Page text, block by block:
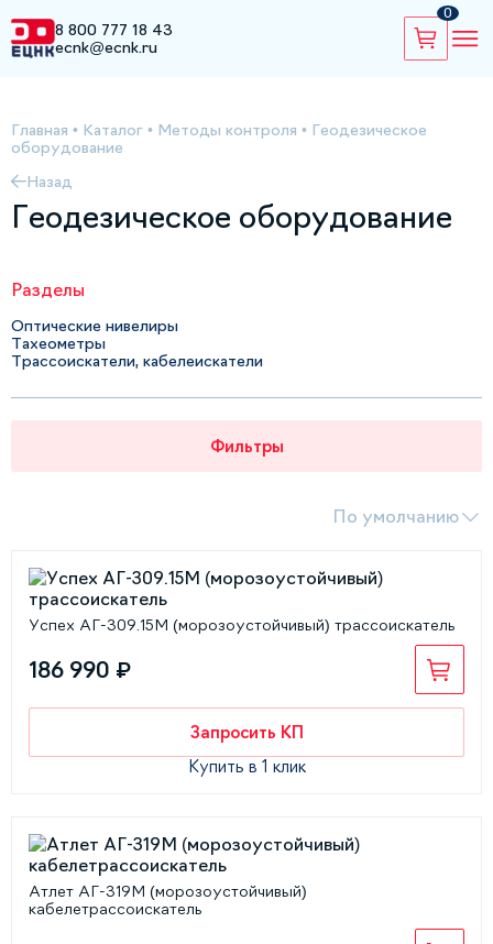
8 800 777 18 43
ecnk@ecnk.ru
0
Главная • Каталог • Методы контроля • Геодезическое
оборудование
Назад
Геодезическое оборудование
Разделы
Оптические нивелиры
Тахеометры
Трассоискатели, кабелеискатели
Фильтры
По умолчанию
Успех АГ-309.15М (морозоустойчивый) трассоискатель
186 990 ₽
Запросить КП
Купить в 1 клик
Атлет АГ-319М (морозоустойчивый)
кабелетрассоискатель